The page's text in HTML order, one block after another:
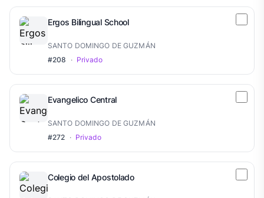
Ergos Bilingual School
SANTO DOMINGO DE GUZMÁN
#208
· Privado
Evangelico Central
SANTO DOMINGO DE GUZMÁN
#272 · Privado
Colegio del Apostolado